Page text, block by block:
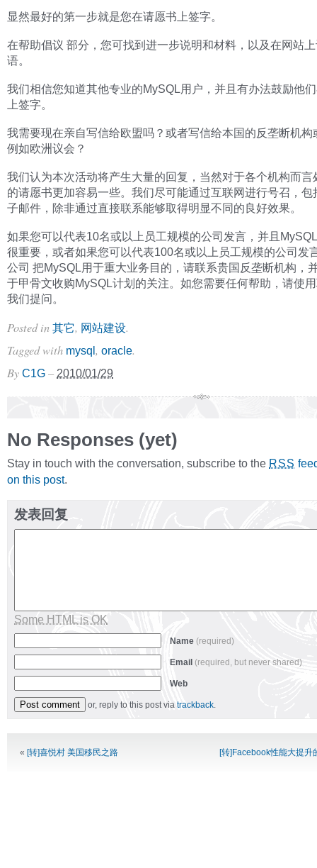
显然最好的第一步就是您在请愿书上签字。
在帮助倡议 部分，您可找到进一步说明和材料，以及在网站
语。
我们相信您知道其他专业的MySQL用户，并且有办法鼓励他
上签字。
我需要现在亲自写信给欧盟吗？或者写信给本国的反垄断机构
例如欧洲议会？
我们认为本次活动将产生大量的回复，当然对于各个机构而言
的请愿书更加容易一些。我们尽可能通过互联网进行号召，包
子邮件，除非通过直接联系能够取得明显不同的良好效果。
如果您可以代表10名或以上员工规模的公司发言，并且
很重要，或者如果您可以代表100名或以上员工规模的公司发
公司 把MySQL用于重大业务目的，请联系贵国反垄断机构，
于甲骨文收购MySQL计划的关注。如您需要任何帮助，请使
我们提问。
Posted in 其它, 网站建设.
Tagged with mysql, oracle.
By C1G – 2010/01/29
No Responses (yet)
Stay in touch with the conversation, subscribe to the RSS
on this post.
发表回复
Some HTML is OK
Name (required)
Email (required, but never shared)
Web
or, reply to this post via trackback.
« [转]喜悦村 美国移民之路 [转]Facebook性能大提升